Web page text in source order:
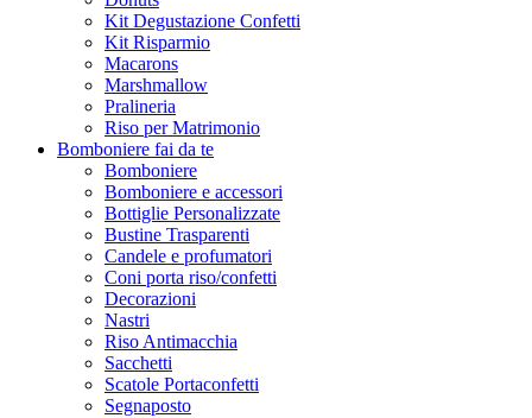
Kit Degustazione Confetti
Kit Risparmio
Macarons
Marshmallow
Pralineria
Riso per Matrimonio
Bomboniere fai da te
Bomboniere
Bomboniere e accessori
Bottiglie Personalizzate
Bustine Trasparenti
Candele e profumatori
Coni porta riso/confetti
Decorazioni
Nastri
Riso Antimacchia
Sacchetti
Scatole Portaconfetti
Segnaposto